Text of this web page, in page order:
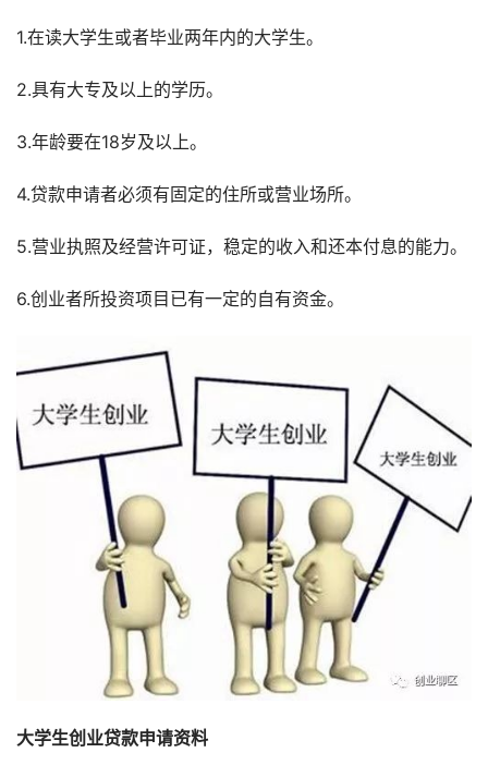
1.在读大学生或者毕业两年内的大学生。
2.具有大专及以上的学历。
3.年龄要在18岁及以上。
4.贷款申请者必须有固定的住所或营业场所。
5.营业执照及经营许可证，稳定的收入和还本付息的能力。
6.创业者所投资项目已有一定的自有资金。
大学生创业贷款申请资料